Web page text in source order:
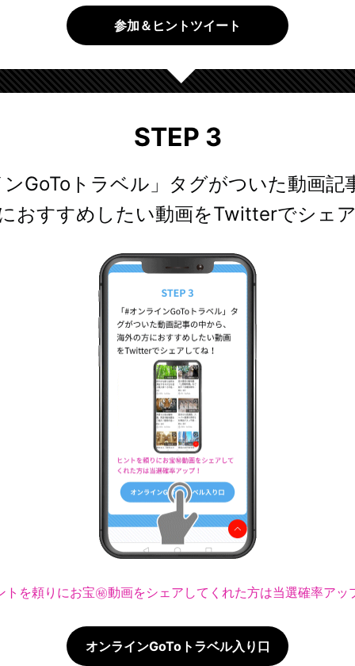
参加＆ヒントツイート
STEP 3
GoToトラベル」タグがついた動画記
おすすめしたい動画をTwitterでシェ
トを頼りにお宝㊙動画をシェアしてくれた方は当選確率アッ
オンラインGoToトラベル入り口